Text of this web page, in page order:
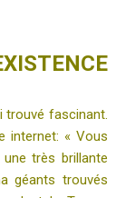
trouvé fascinant.
internet: « Vous
très brillante
géants trouvés